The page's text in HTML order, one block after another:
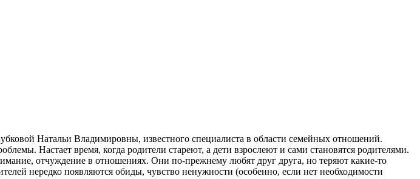
Натальи Владимировны, известного специалиста в области семейных отношений.
Настает время, когда родители стареют, а дети взрослеют и сами становятся родителями.
отчуждение в отношениях. Они по-прежнему любят друг друга, но теряют какие-то
нередко появляются обиды, чувство ненужности (особенно, если нет необходимости